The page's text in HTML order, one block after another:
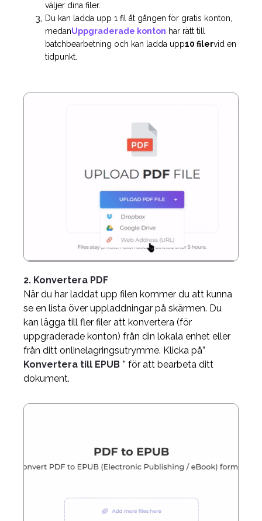
väljer dina filer.
Du kan ladda upp 1 fil åt gången för gratis konton,
medanUppgraderade konton har rätt till
batchbearbetning och kan ladda upp10 filervid en
tidpunkt.
2. Konvertera PDF
När du har laddat upp filen kommer du att kunna
se en lista över uppladdningar på skärmen. Du
kan lägga till fler filer att konvertera (för
uppgraderade konton) från din lokala enhet eller
från ditt onlinelagringsutrymme. Klicka på”
Konvertera till EPUB ” för att bearbeta ditt
dokument.